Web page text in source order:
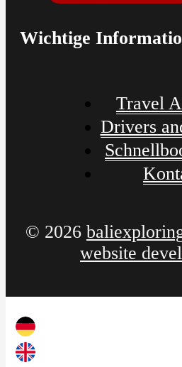
Wichtige
Travel
Drivers
© 2026
website